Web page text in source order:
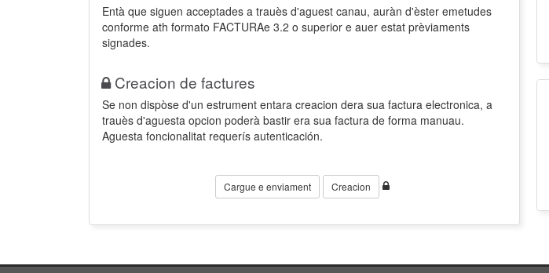
Entà que siguen acceptades a trauès d'aguest canau, auràn d'èster emetudes
conforme ath formato FACTURAe 3.2 o superior e auer estat prèviaments
signades.
Creacion de factures
Se non dispòse d'un estrument entara creacion dera sua factura electronica, a
trauès d'aguesta opcion poderà bastir era sua factura de forma manuau.
Aguesta foncionalitat requerís autenticación.
Cargue e enviament Creacion